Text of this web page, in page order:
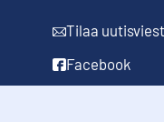
Tilaa
Facebook